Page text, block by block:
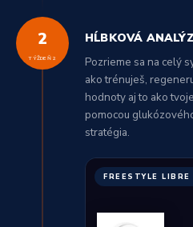
2
TÝŽDEŇ 2
HĹBKOVÁ
Pozrieme sa na celý
ako trénuješ,
hodnoty aj to ako
pomocou
stratégia.
FREESTYLE LIBRE